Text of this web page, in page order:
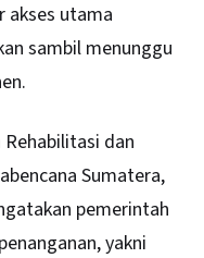
akses utama
sambil menunggu
dan
Sumatera,
pemerintah
yakni